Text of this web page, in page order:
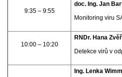
9:35 – 9:55
doc. Ing. Jan
Monitoring viru
10:00 – 10:20
RNDr. Hana
Detekce virů v
Ing. Lenka